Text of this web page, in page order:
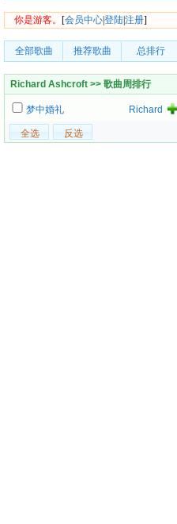
你是游客。 [会员中心登陆注册]
全部歌曲 推荐歌曲 总排行
Richard Ashcroft >> 歌曲周排行
梦中婚礼
Richard